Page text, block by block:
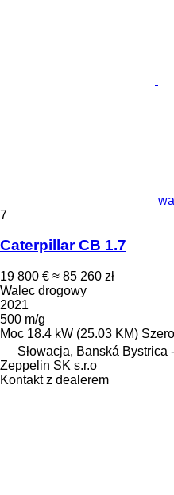
7
Caterpillar CB 1.7
19 800 € ≈ 85 260 zł
Walec drogowy
2021
500 m/g
Moc 18.4 kW (25.03 KM)
Słowacja, Banská Bystrica
Zeppelin SK s.r.o
Kontakt z dealerem